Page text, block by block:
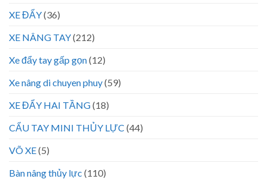
XE ĐẨY(36)
XE NÂNG TAY(212)
Xe đẩy tay gấp gọn(12)
Xe nâng di chuyen phuy(59)
XE ĐẨY HAI TẦNG(18)
CẨU TAY MINI THỦY LỰC (44)
VÕ XE(5)
Bàn nâng thủy lực (110)